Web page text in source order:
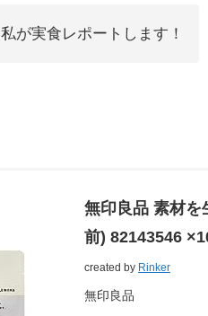
私が実食レポートします！
無印良品 素材を
前) 82143546
created by Rinker
無印良品